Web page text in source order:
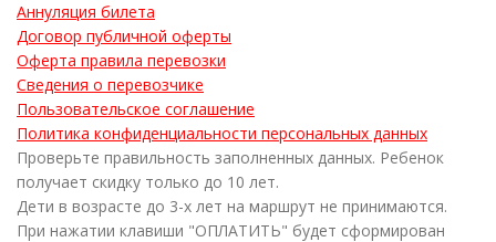
Аннуляция билета
Договор публичной оферты
Оферта правила перевозки
Сведения о перевозчике
Пользовательское соглашение
Политика конфиденциальности персональных данных
Проверьте правильность заполненных данных. Ребенок
получает скидку только до 10 лет.
Дети в возрасте до 3-х лет на маршрут не принимаются.
При нажатии клавиши "ОПЛАТИТЬ" будет сформирован